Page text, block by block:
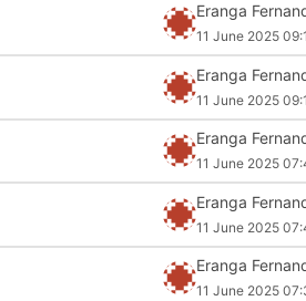
Eranga
11 June 2025
Eranga
11 June 2025
Eranga
11 June 2025
Eranga
11 June 2025
Eranga
11 June 2025